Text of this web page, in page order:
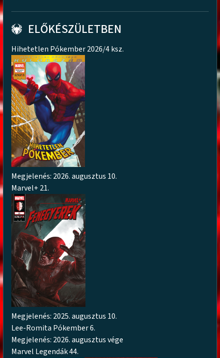
ELŐKÉSZÜLETBEN
Hihetetlen Pókember 2026/4 ksz.
Megjelenés: 2026. augusztus 10.
Marvel+ 21.
Megjelenés: 2025. augusztus 10.
Lee-Romita Pókember 6.
Megjelenés: 2026. augusztus vége
Marvel Legendák 44.